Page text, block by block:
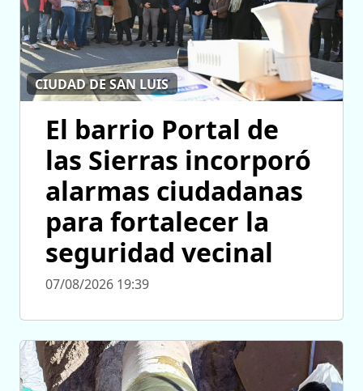
CIUDAD DE SAN LUIS
El barrio Portal de
las Sierras incorporó
alarmas ciudadanas
para fortalecer la
seguridad vecinal
07/08/2026 19:39